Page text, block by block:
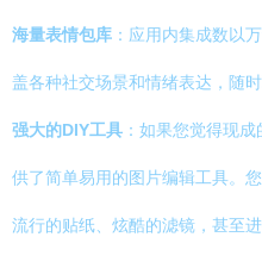
海量表情包库 ：应用内集成数以
盖各种社交场景和情绪表达，随时
强大的DIY工具 ：如果您觉得现
供了简单易用的图片编辑工具。
流行的贴纸、炫酷的滤镜，甚至